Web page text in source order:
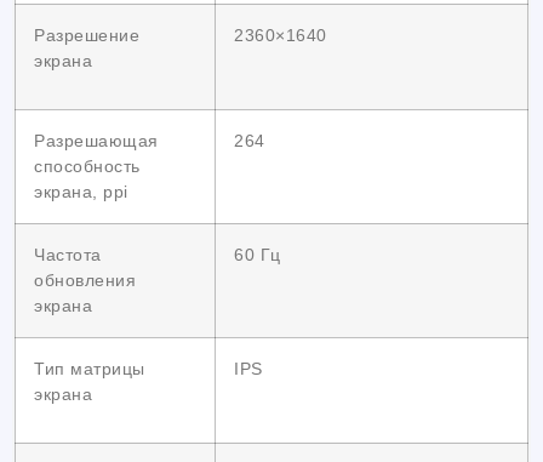
Разрешение
экрана
2360×1640
Разрешающая
способность
экрана, ppi
264
Частота
обновления
экрана
60 Гц
Тип матрицы
экрана
IPS